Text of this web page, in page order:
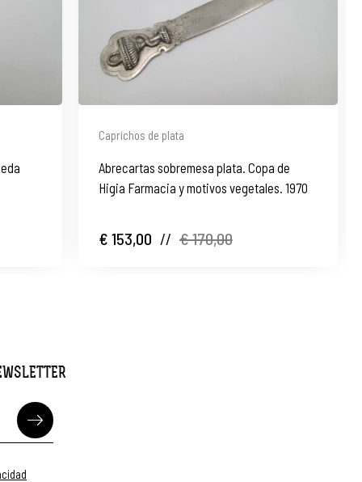
Caprichos de plata
Abrecartas sobremesa plata. Copa de
Higia Farmacia y motivos vegetales. 1970
€ 153,00 // € 170,00